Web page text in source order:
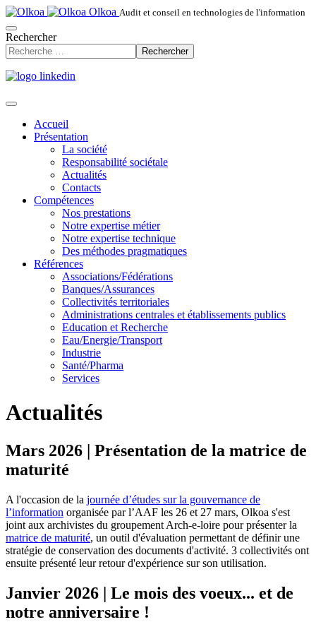
Olkoa Audit et conseil en technologies de l'information
Rechercher
Rechercher
Accueil
Présentation
La société
Responsabilité sociétale
Actualités
Contacts
Compétences
Nos prestations
Notre expertise métier
Notre expertise technique
Des méthodes pragmatiques
Références
Associations/Fédérations
Banques/Assurances
Collectivités territoriales
Administrations centrales et établissements publics
Education et Recherche
Eau/Energie/Transport
Industrie
Santé/Pharma
Services
Actualités
Mars 2026 | Présentation de la matrice de
maturité
A l'occasion de la journée d’études sur la gouvernance de
l’information organisée par l’AAF les 26 et 27 mars, Olkoa s'est
joint aux archivistes du groupement Arch-e-loire pour présenter la
matrice de maturité, un outil d'évaluation permettant de définir une
stratégie de conservation des documents d'activité. 3 collectivités ont
ensuite présenté leur retour d'expérience sur son utilisation.
Janvier 2026 | Le mois des voeux... et de
notre anniversaire !